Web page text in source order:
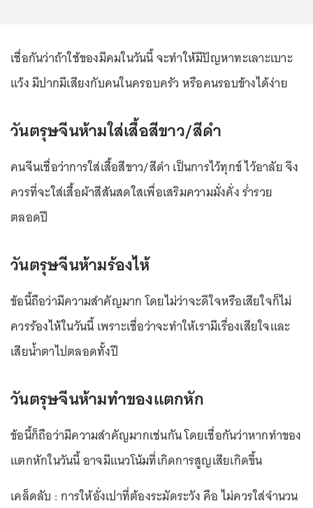
เชื่อกันว่าถ้าใช้ของมีคมในวันนี้ จะทำให้มีปัญหาทะเลาะเบาะ
แว้ง มีปากมีเสียงกับคนในครอบครัว หรือคนรอบข้างได้ง่าย
วันตรุษจีนห้ามใส่เสื้อสีขาว/สีดำ
คนจีนเชื่อว่าการใส่เสื้อสีขาว/สีดำ เป็นการไว้ทุกข์ ไว้อาลัย จึง
ควรที่จะใส่เสื้อผ้าสีสันสดใสเพื่อเสริมความมั่งคั่ง ร่ำรวย
ตลอดปี
วันตรุษจีนห้ามร้องไห้
ข้อนี้ถือว่ามีความสำคัญมาก โดยไม่ว่าจะดีใจหรือเสียใจก็ไม่
ควรร้องไห้ในวันนี้ เพราะเชื่อว่าจะทำให้เรามีเรื่องเสียใจและ
เสียน้ำตาไปตลอดทั้งปี
วันตรุษจีนห้ามทำของแตกหัก
ข้อนี้ก็ถือว่ามีความสำคัญมากเช่นกัน โดยเชื่อกันว่าหากทำของ
แตกหักในวันนี้ อาจมีแนวโน้มที่เกิดการสูญเสียเกิดขึ้น
เคล็ดลับ : การให้อั่งเปาที่ต้องระมัดระวัง คือ ไม่ควรใส่จำนวน